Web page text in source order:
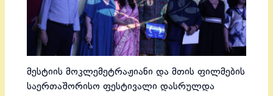
მესტიის მოკლემეტრაჟიანი და მთის ფილმების
საერთაშორისო ფესტივალი დასრულდა